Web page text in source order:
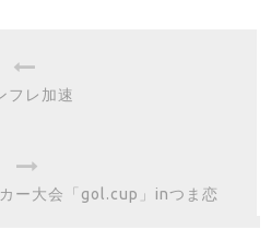
フレ加速
ー大会「gol.cup」inつま恋